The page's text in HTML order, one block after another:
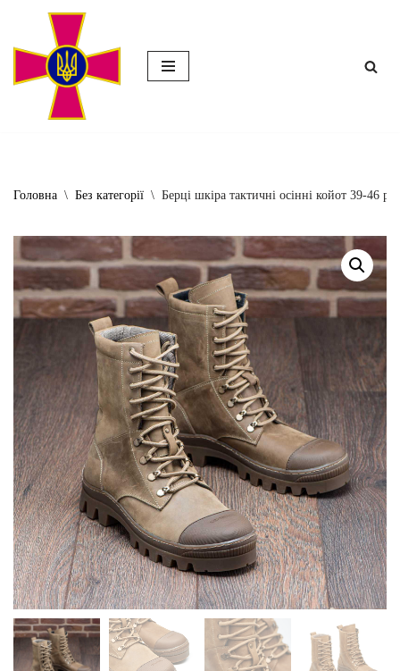
Перейти
Головна \ Без категорії \ Берці шкіра тактичні осінні койот 39-46